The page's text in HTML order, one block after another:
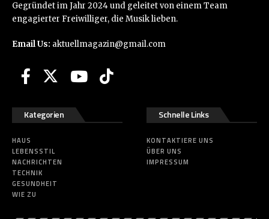
Gegründet im Jahr 2024 und geleitet von einem Team
engagierter Freiwilliger, die Musik lieben.
Email Us: aktuellmagazin@gmail.com
Kategorien
HAUS
LEBENSSTIL
NACHRICHTEN
TECHNIK
GESUNDHEIT
WIE ZU
Schnelle Links
KONTAKTIERE UNS
ÜBER UNS
IMPRESSUM